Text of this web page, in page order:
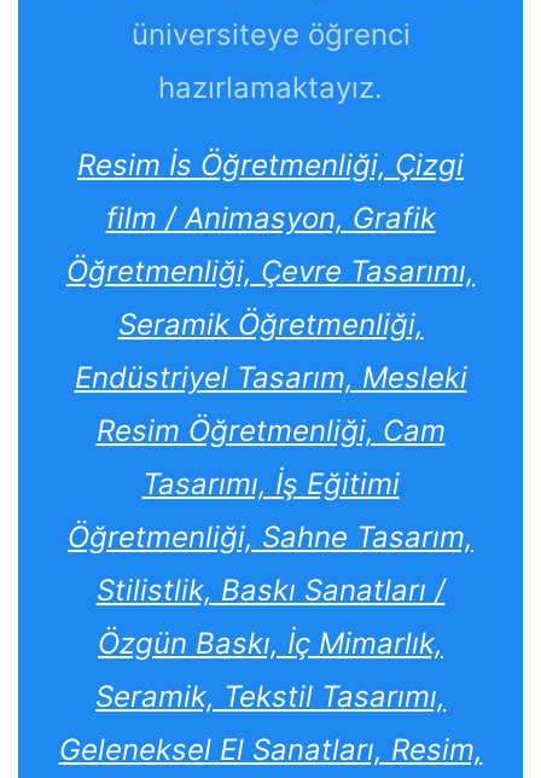
üniversiteye öğrenci
hazırlamaktayız.
Resim İs Öğretmenliği, Çizgi
film / Animasyon, Grafik
Öğretmenliği, Çevre Tasarımı,
Seramik Öğretmenliği,
Endüstriyel Tasarım, Mesleki
Resim Öğretmenliği, Cam
Tasarımı, İş Eğitimi
Öğretmenliği, Sahne Tasarım,
Stilistlik, Baskı Sanatları /
Özgün Baskı, İç Mimarlık,
Seramik, Tekstil Tasarımı,
Geleneksel El Sanatları, Resim,